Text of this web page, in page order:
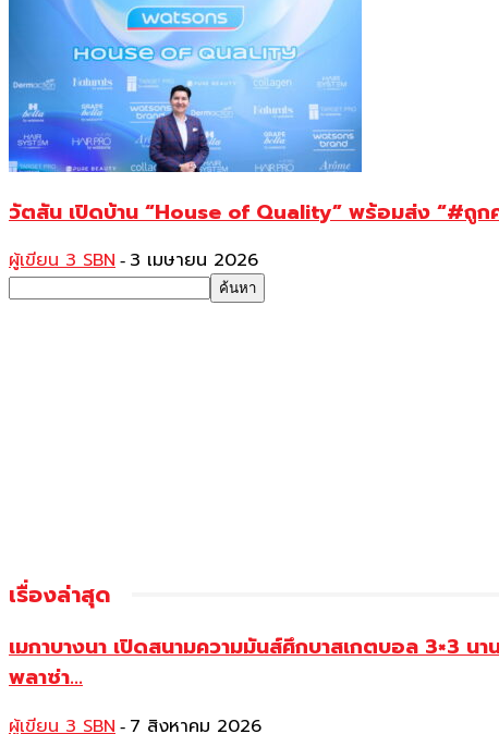
วัตสัน เปิดบ้าน “House of Quality” พร้อมส่ง “#ถูก
ผู้เขียน 3 SBN - 3 เมษายน 2026
เรื่องล่าสุด
เมกาบางนา เปิดสนามความมันส์ศึกบาสเกตบอล 3×3
พลาซ่า...
ผู้เขียน 3 SBN - 7 สิงหาคม 2026